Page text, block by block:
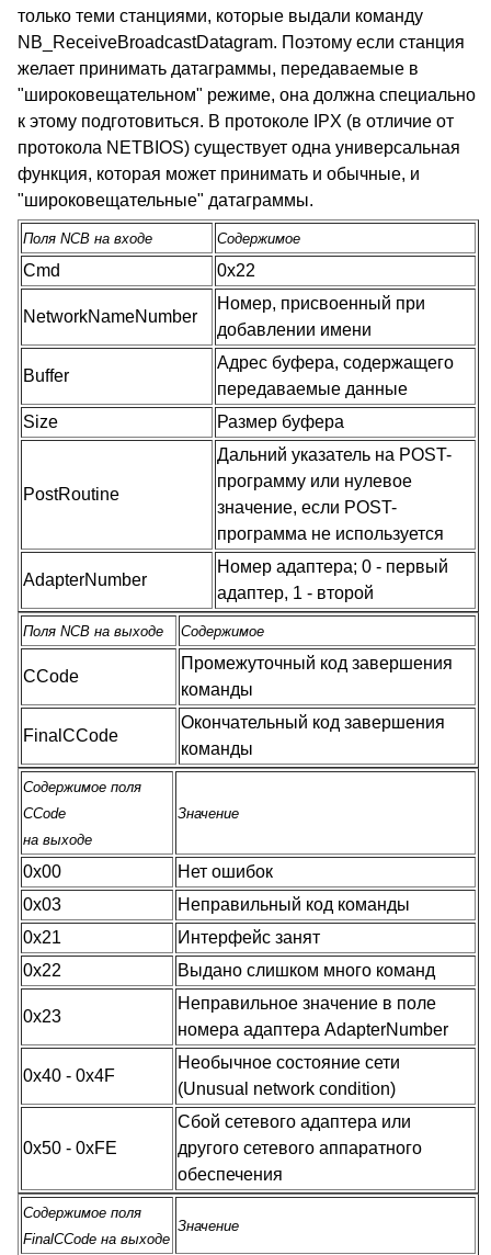
только теми станциями, которые выдали команду
NB_ReceiveBroadcastDatagram. Поэтому если станция
желает принимать датаграммы, передаваемые в
"широковещательном" режиме, она должна специально
к этому подготовиться. В протоколе IPX (в отличие от
протокола NETBIOS) существует одна универсальная
функция, которая может принимать и обычные, и
"широковещательные" датаграммы.
Поля NCB на входе Содержимое
Cmd 0x22
NetworkNameNumber
Номер, присвоенный при
добавлении имени
Buffer
Адрес буфера, содержащего
передаваемые данные
Size
Размер буфера
PostRoutine
Дальний указатель на POST-
программу или нулевое
значение, если POST-
программа не используется
AdapterNumber
Номер адаптера; 0 - первый
адаптер, 1 - второй
Поля NCB на выходе Содержимое
CCode
Промежуточный код завершения
команды
FinalCCode
Окончательный код завершения
команды
Содержимое поля
CCode
на выходе
Значение
0x00
Нет ошибок
0x03
Неправильный код команды
0x21
Интерфейс занят
0x22
Выдано слишком много команд
0x23
Неправильное значение в поле
номера адаптера AdapterNumber
0x40 - 0x4F
Необычное состояние сети
(Unusual network condition)
0x50 - 0xFE
Сбой сетевого адаптера или
другого сетевого аппаратного
обеспечения
Содержимое поля
FinalCCode на выходе
Значение